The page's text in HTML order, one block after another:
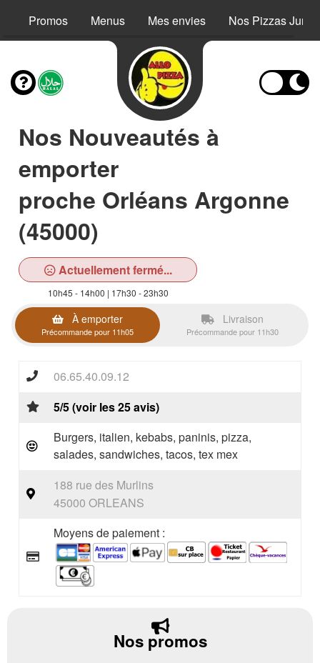
Promos Menus Mes envies Nos Pizzas Junior
Nos Nouveautés à
emporter
proche Orléans Argonne
(45000)
Actuellement fermé...
10h45 - 14h00 | 17h30 - 23h30
À emporter
Précommande pour 11h05
Livraison
Précommande pour 11h30
06.65.40.09.12
5/5 (voir les 25 avis)
Burgers, italien, kebabs, paninis, pizza,
salades, sandwiches, tacos, tex mex
188 rue des Murlins
45000 ORLEANS
Moyens de paiement :
Nos promos